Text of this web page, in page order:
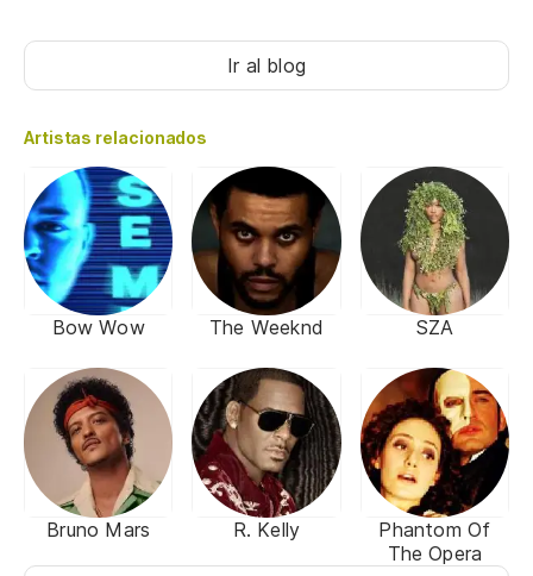
Ir al blog
Artistas relacionados
Bow Wow The Weeknd SZA
Bruno Mars R. Kelly
Phantom Of
The Opera